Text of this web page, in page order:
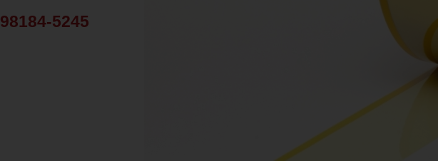
98184-5245